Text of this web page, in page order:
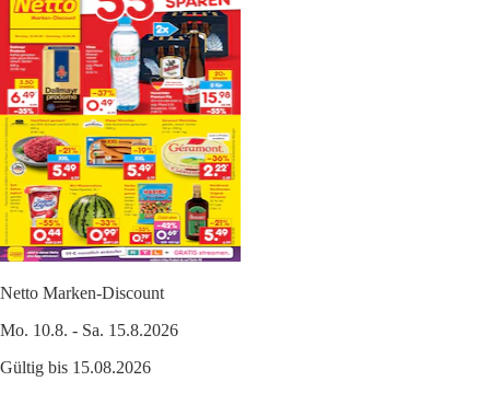
Netto Marken-Discount
Mo. 10.8. - Sa. 15.8.2026
Gültig bis 15.08.2026